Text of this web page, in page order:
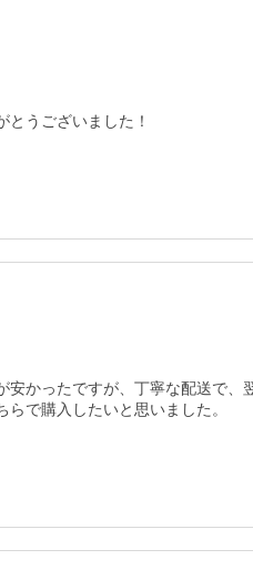
とうございました！
かったですが、丁寧な配送で、
で購入したいと思いました。